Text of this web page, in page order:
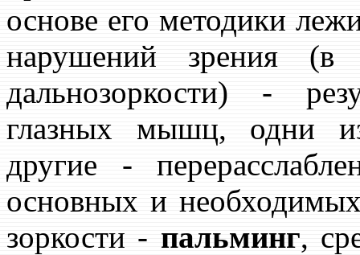
основе его методики
нарушений зрения (в
дальнозоркости) -
глазных мышц, одни
другие -
основных и
зоркости - пальминг,